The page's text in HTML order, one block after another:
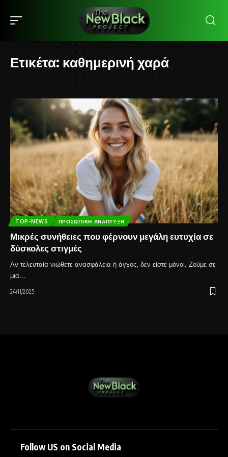
Ετικέτα: καθημερινή χαρά
TOP-NEWS ΠΡΟΣΩΠΙΚΉ ΑΝΆΠΤΥΞΗ
Μικρές συνήθειες που φέρνουν μεγάλη ευτυχία σε
δύσκολες στιγμές
Αν τελευταία νιώθετε ανασφάλεια ή άγχος, δεν είστε μόνοι. Ζούμε σε
μια…
24/11/2025
Follow US on Social Media